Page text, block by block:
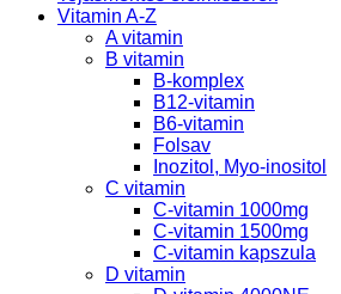
Vitamin A-Z
A vitamin
B vitamin
B-komplex
B12-vitamin
B6-vitamin
Folsav
Inozitol, Myo-inositol
C vitamin
C-vitamin 1000mg
C-vitamin 1500mg
C-vitamin kapszula
D vitamin